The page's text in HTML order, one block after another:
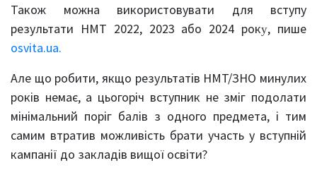
Також можна використовувати для вступу
результати НМТ 2022, 2023 або 2024 року, пише
osvita.ua.
Але що робити, якщо результатів НМТ/ЗНО минулих
років немає, а цьогоріч вступник не зміг подолати
мінімальний поріг балів з одного предмета, і тим
самим втратив можливість брати участь у вступній
кампанії до закладів вищої освіти?